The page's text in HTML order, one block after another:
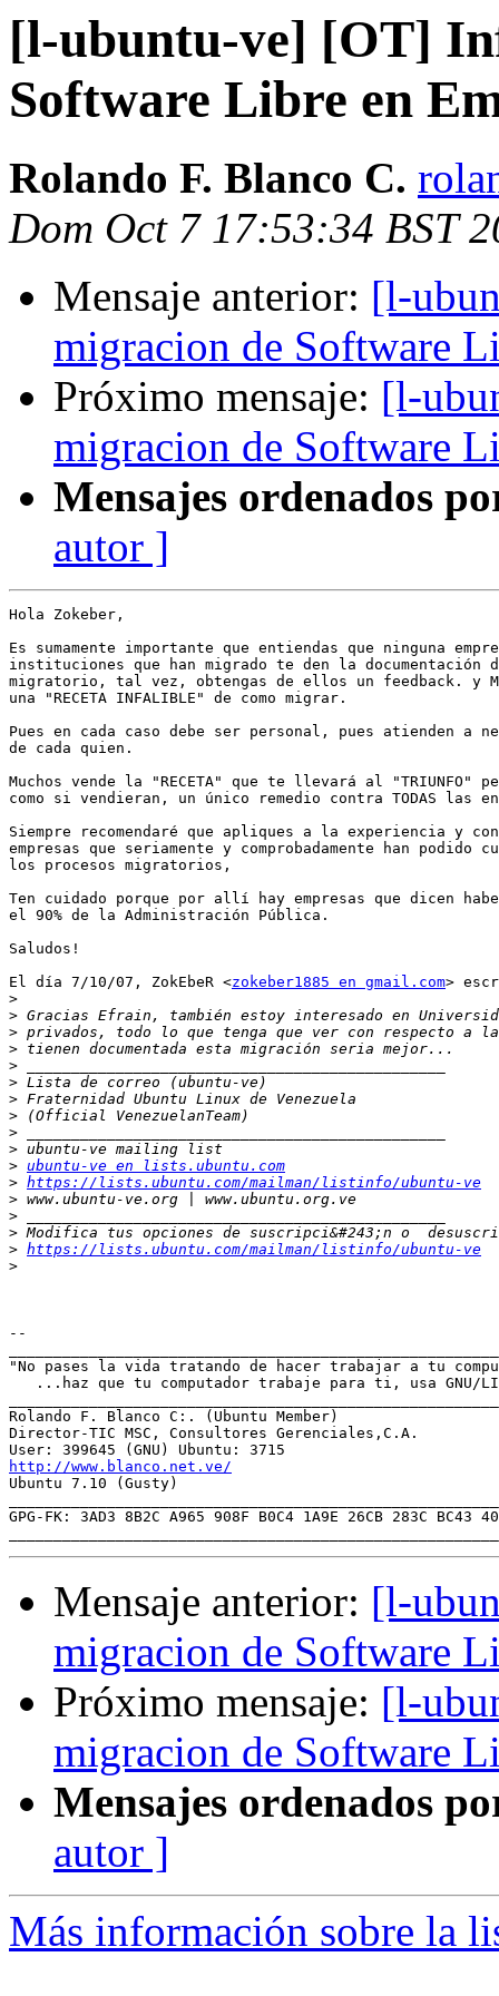
[l-ubuntu-ve] [OT]
Software Libre en
Rolando F. Blanco C.
Dom Oct 7 17:53:34 BST
Mensaje anterior: [l-
migracion de Software
Próximo mensaje: [l-
migracion de Software
Mensajes ordenados
autor ]
Hola Zokeber,
Es sumamente importante que entiendas que ninguna
instituciones que han migrado te den la documentación
migratorio, tal vez, obtengas de ellos un feedback. y
una "RECETA INFALIBLE" de como migrar.
Pues en cada caso debe ser personal, pues atienden a
de cada quien.
Muchos vende la "RECETA" que te llevará al "TRIUNFO"
como si vendieran, un único remedio contra TODAS las
Siempre recomendaré que apliques a la experiencia y
empresas que seriamente y comprobadamente han podido
los procesos migratorios,
Ten cuidado porque por allí hay empresas que dicen
el 90% de la Administración Pública.
Saludos!
El día 7/10/07, ZokEbeR <zokeber1885 en gmail.com>
>
>
>
>
>
>
>
>
>
>
> ubuntu-ve en lists.ubuntu.com
> https://lists.ubuntu.com/mailman/listinfo/ubuntu-ve
>
>
>
> https://lists.ubuntu.com/mailman/listinfo/ubuntu-ve
>
--
"No pases la vida tratando de hacer trabajar a tu
...haz que tu computador trabaje para ti, usa GNU/
Rolando F. Blanco C:. (Ubuntu Member)
Director-TIC MSC, Consultores Gerenciales,C.A.
http://www.blanco.net.ve/
Ubuntu 7.10 (Gusty)
GPG-FK: 3AD3 8B2C A965 908F B0C4 1A9E 26CB 283C BC43
Mensaje anterior: [l-
migracion de Software
Próximo mensaje: [l-
migracion de Software
Mensajes ordenados
autor ]
Más información sobre la